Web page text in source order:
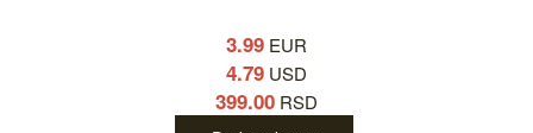
3.99 EUR
4.79 USD
399.00 RSD